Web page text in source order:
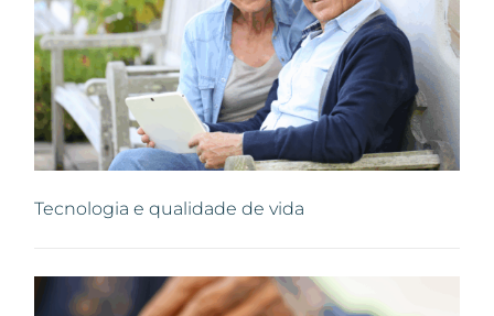
Tecnologia e qualidade de vida